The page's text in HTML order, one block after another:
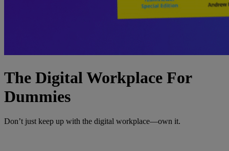
The Digital Workplace For
Dummies
Don’t just keep up with the digital workplace—own it.